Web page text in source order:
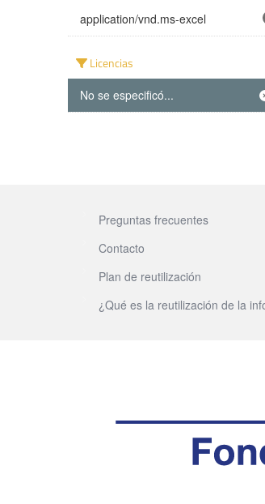
application/vnd.ms-excel
Licencias
No se especificó...
Preguntas frecuentes
Contacto
Plan de reutilización
¿Qué es la reutilización de la